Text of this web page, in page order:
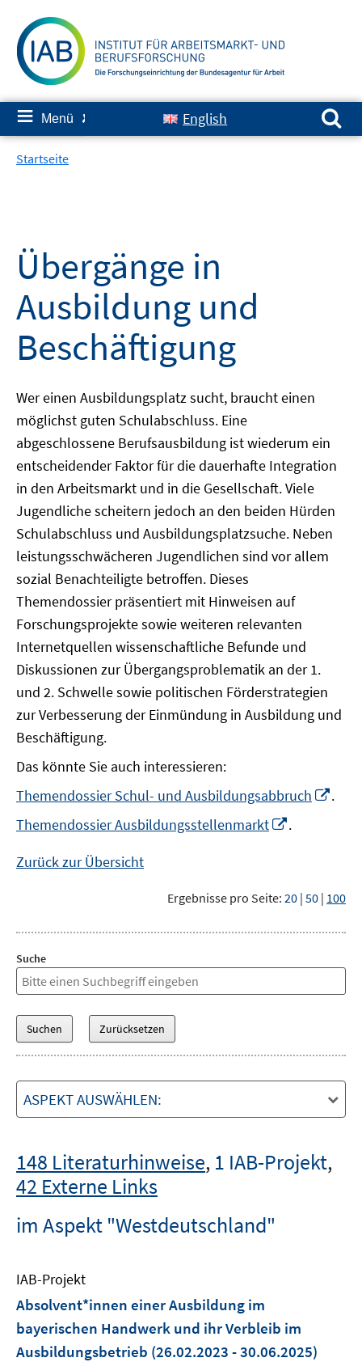
zum
Inhalt
≡ Menü ✘ English
Suchen nach:
Startseite
Übergänge in
Ausbildung und
Beschäftigung
Wer einen Ausbildungsplatz sucht, braucht einen
möglichst guten Schulabschluss. Eine
abgeschlossene Berufsausbildung ist wiederum ein
entscheidender Faktor für die dauerhafte Integration
in den Arbeitsmarkt und in die Gesellschaft. Viele
Jugendliche scheitern jedoch an den beiden Hürden
Schulabschluss und Ausbildungsplatzsuche. Neben
leistungsschwächeren Jugendlichen sind vor allem
sozial Benachteiligte betroffen. Dieses
Themendossier präsentiert mit Hinweisen auf
Forschungsprojekte sowie weiteren relevanten
Internetquellen wissenschaftliche Befunde und
Diskussionen zur Übergangsproblematik an der 1.
und 2. Schwelle sowie politischen Förderstrategien
zur Verbesserung der Einmündung in Ausbildung und
Beschäftigung.
Das könnte Sie auch interessieren:
Themendossier Schul- und Ausbildungsabbruch
.
Themendossier Ausbildungsstellenmarkt
.
Zurück zur Übersicht
Ergebnisse pro Seite: 20 | 50 | 100
Suche
ASPEKT AUSWÄHLEN:
148 Literaturhinweise, 1 IAB-Projekt,
42 Externe Links
im Aspekt "Westdeutschland"
IAB-Projekt
Absolvent*innen einer Ausbildung im
bayerischen Handwerk und ihr Verbleib im
Ausbildungsbetrieb (26.02.2023 - 30.06.2025)